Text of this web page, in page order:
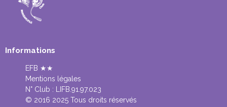
Informations
EFB ★★
Mentions légales
N° Club : LIFB.91.97.023
© 2016 2025 Tous droits réservés